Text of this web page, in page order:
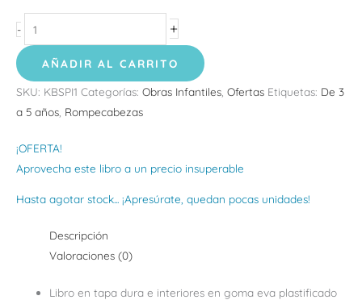
- +
AÑADIR AL CARRITO
SKU: KBSPI1 Categorías: Obras Infantiles Ofertas Etiquetas: De 3
a 5 años Rompecabezas
¡OFERTA!
Aprovecha este libro a un precio insuperable
Hasta agotar stock... ¡Apresúrate, quedan pocas unidades!
Descripción
Valoraciones (0)
Libro en tapa dura e interiores en goma eva plastificado